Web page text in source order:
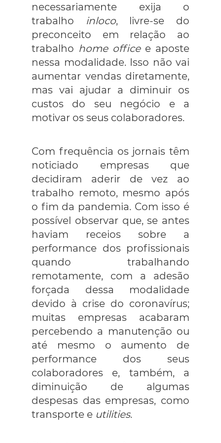
necessariamente exija o
trabalho inloco, livre-se do
preconceito em relação ao
trabalho home officee aposte
nessa modalidade. Isso não vai
aumentar vendas diretamente,
mas vai ajudar a diminuir os
custos do seu negócio e a
motivar os seus colaboradores.
Com frequência os jornais têm
noticiado empresas que
decidiram aderir de vez ao
trabalho remoto, mesmo após
o fim da pandemia. Com isso é
possível observar que, se antes
haviam receios sobre a
performance dos profissionais
quando trabalhando
remotamente, com a adesão
forçada dessa modalidade
devido à crise do coronavírus;
muitas empresas acabaram
percebendo a manutenção ou
até mesmo o aumento de
performance dos seus
colaboradores e, também, a
diminuição de algumas
despesas das empresas, como
transporte e utilities.